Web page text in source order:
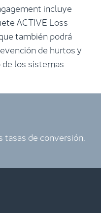
incluye
ACTIVE Loss
también podrá
de hurtos y
los sistemas
tasas de conversión.